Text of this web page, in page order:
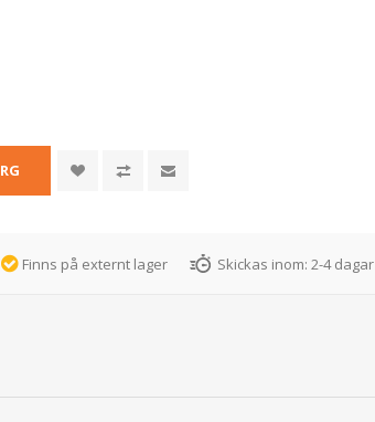
Finns på externt lager Skickas inom: 2-4 dagar